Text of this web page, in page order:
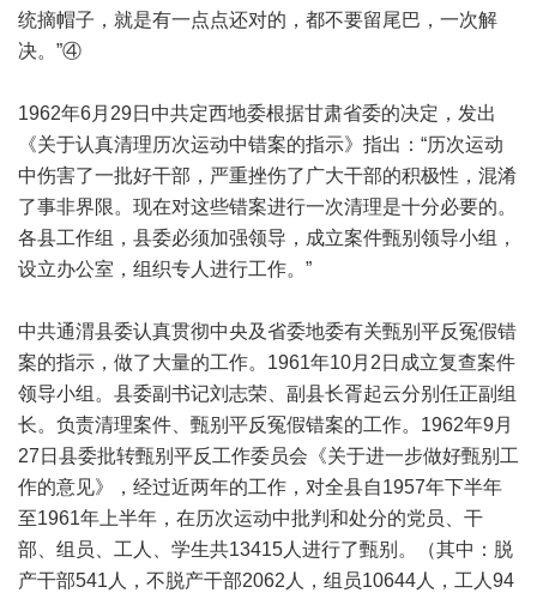
统摘帽子，就是有一点点还对的，都不要留尾巴，一次解
决。”④
1962年6月29日中共定西地委根据甘肃省委的决定，发出
《关于认真清理历次运动中错案的指示》指出：“历次运动
中伤害了一批好干部，严重挫伤了广大干部的积极性，混淆
了事非界限。现在对这些错案进行一次清理是十分必要的。
各县工作组，县委必须加强领导，成立案件甄别领导小组，
设立办公室，组织专人进行工作。”
中共通渭县委认真贯彻中央及省委地委有关甄别平反冤假错
案的指示，做了大量的工作。1961年10月2日成立复查案件
领导小组。县委副书记刘志荣、副县长胥起云分别任正副组
长。负责清理案件、甄别平反冤假错案的工作。1962年9月
27日县委批转甄别平反工作委员会《关于进一步做好甄别工
作的意见》，经过近两年的工作，对全县自1957年下半年
至1961年上半年，在历次运动中批判和处分的党员、干
部、组员、工人、学生共13415人进行了甄别。（其中：脱
产干部541人，不脱产干部2062人，组员10644人，工人94